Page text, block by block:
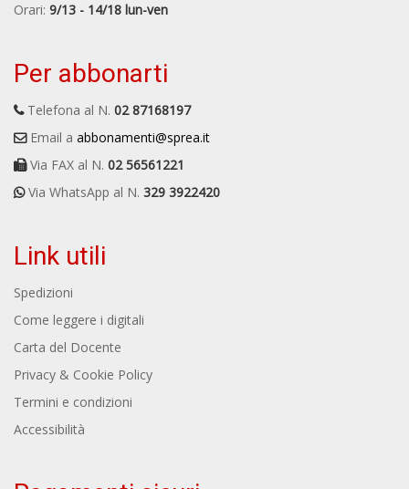
Orari: 9/13 - 14/18 lun-ven
Per abbonarti
Telefona al N. 02 87168197
Email a abbonamenti@sprea.it
Via FAX al N. 02 56561221
Via WhatsApp al N. 329 3922420
Link utili
Spedizioni
Come leggere i digitali
Carta del Docente
Privacy & Cookie Policy
Termini e condizioni
Accessibilità